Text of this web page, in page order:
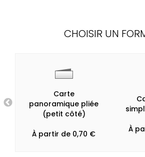
CHOISIR UN
Carte
panoramique pliée
(petit côté)
À partir de 0,70 €
À